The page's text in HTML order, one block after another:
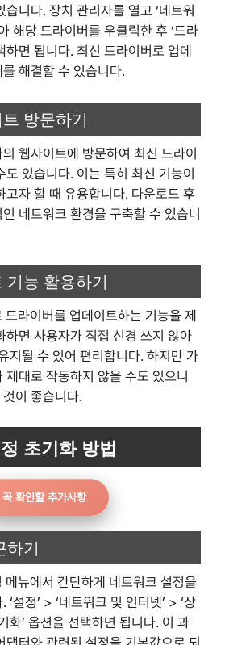
니다. 장치 관리자를 열고 ‘네트워
해당 드라이버를 우클릭한 후 ‘드라
하면 됩니다. 최신 드라이버로 업데
해결할 수 있습니다.
방문하기
웹사이트에 방문하여 최신 드라이
도 있습니다. 이는 특히 최신 기능이
고자 할 때 유용합니다. 다운로드 후
네트워크 환경을 구축할 수 있습니
기능 활용하기
드라이버를 업데이트하는 기능을 제
하면 사용자가 직접 신경 쓰지 않아
지될 수 있어 편리합니다. 하지만 가
제대로 작동하지 않을 수도 있으니
이 좋습니다.
초기화 방법
꼭 확인할 추가사항
하기
메뉴에서 간단하게 네트워크 설정을
설정’ > ‘네트워크 및 인터넷’ > ‘상
화’ 옵션을 선택하면 됩니다. 이 과